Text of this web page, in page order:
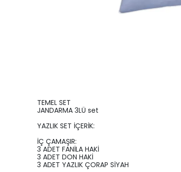
TEMEL SET
JANDARMA 3LÜ set
YAZLIK SET İÇERİK:
İÇ ÇAMAŞIR:
3 ADET FANİLA HAKİ
3 ADET DON HAKİ
3 ADET YAZLIK ÇORAP SİYAH